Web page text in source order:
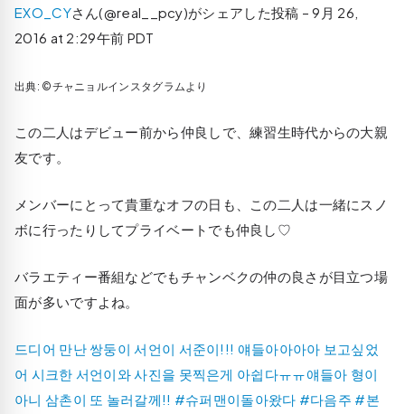
EXO_CYさん(@real__pcy)がシェアした投稿 –9月 26,
2016 at 2:29午前 PDT
出典: ©チャニョルインスタグラムより
この二人はデビュー前から仲良しで、練習生時代からの大親
友です。
メンバーにとって貴重なオフの日も、この二人は一緒にスノ
ボに行ったりしてプライベートでも仲良し♡
バラエティー番組などでもチャンベクの仲の良さが目立つ場
面が多いですよね。
드디어 만난 쌍둥이 서언이 서준이!!! 얘들아아아아 보고싶었
어 시크한 서언이와 사진을 못찍은게 아쉽다ㅠㅠ얘들아 형이
아니 삼촌이 또 놀러갈께!! #슈퍼맨이돌아왔다 #다음주 #본